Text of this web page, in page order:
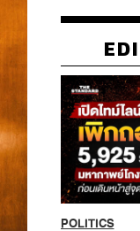
POLITICS